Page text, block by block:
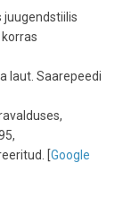
juugendstiilis
laut. Saarepeedi
[Google